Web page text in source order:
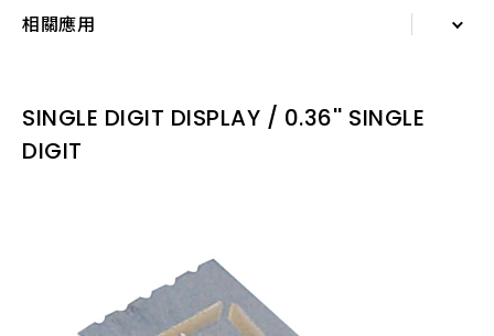
相關應用
規格表
SINGLE DIGIT DISPLAY / 0.36'' SINGLE
DIGIT